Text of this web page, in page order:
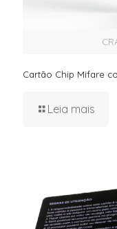
Cartão Chip Mifare
Leia mais